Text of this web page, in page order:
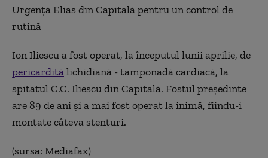
Urgență Elias din Capitală pentru un control de
rutină
Ion Iliescu a fost operat, la începutul lunii aprilie, de
pericarditălichidiană - tamponadă cardiacă, la
spitatul C.C. Iliescu din Capitală. Fostul preşedinte
are 89 de ani şi a mai fost operat la inimă, fiindu-i
montate câteva stenturi.
(sursa: Mediafax)